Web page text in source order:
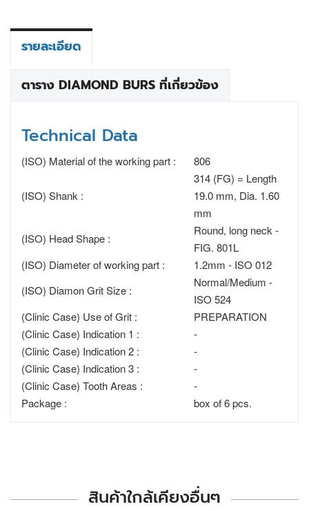
รายละเอียด
ตาราง DIAMOND BURS ที่เกี่ยวข้อง
Technical Data
(ISO) Material of the working part : 806
(ISO) Shank :
314 (FG) = Length
19.0 mm, Dia. 1.60
mm
(ISO) Head Shape :
Round, long neck -
FIG. 801L
(ISO) Diameter of working part :
1.2mm - ISO 012
(ISO) Diamon Grit Size :
Normal/Medium -
ISO 524
(Clinic Case) Use of Grit :
PREPARATION
(Clinic Case) Indication 1 :
-
(Clinic Case) Indication 2 :
-
(Clinic Case) Indication 3 :
-
(Clinic Case) Tooth Areas :
-
Package :
box of 6 pcs.
สินค้าใกล้เคียงอื่นๆ